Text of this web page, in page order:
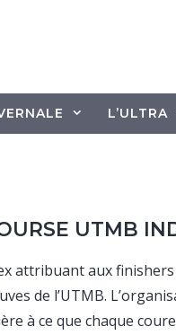
L’ULTRA
UTMB
attribuant aux
de l’UTMB.
à ce que chaque